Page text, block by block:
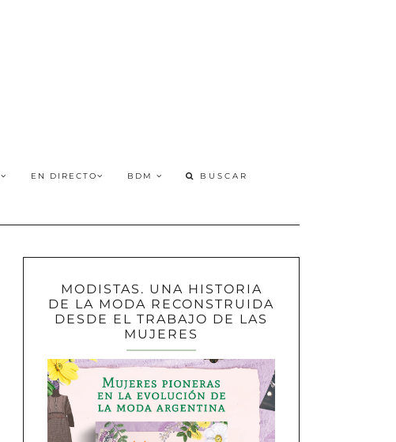
EN DIRECTO BDM
MODISTAS. UNA HISTORIA
DE LA MODA RECONSTRUIDA
DESDE EL TRABAJO DE LAS
MUJERES